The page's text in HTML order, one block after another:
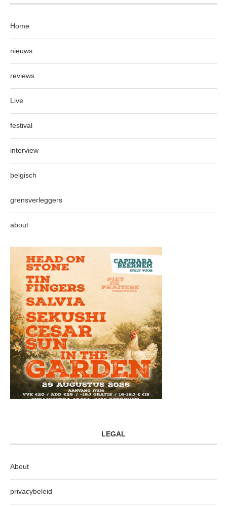
Home
nieuws
reviews
Live
festival
interview
belgisch
grensverleggers
about
LEGAL
About
privacybeleid